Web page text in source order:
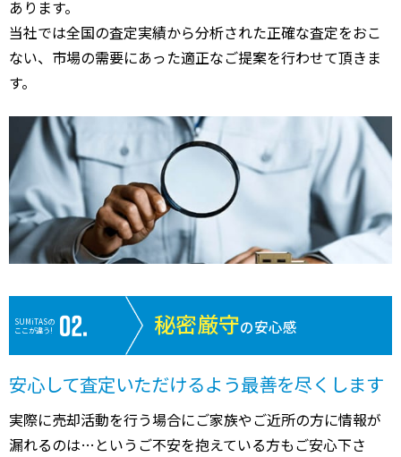
あります。
当社では全国の査定実績から分析された正確な査定をおこ
ない、市場の需要にあった適正なご提案を行わせて頂きま
す。
SUMiTASの
ここが違う!
秘密厳守の安心感
安心して査定いただけるよう最善を尽くします
実際に売却活動を行う場合にご家族やご近所の方に情報が
漏れるのは…というご不安を抱えている方もご安心下さ